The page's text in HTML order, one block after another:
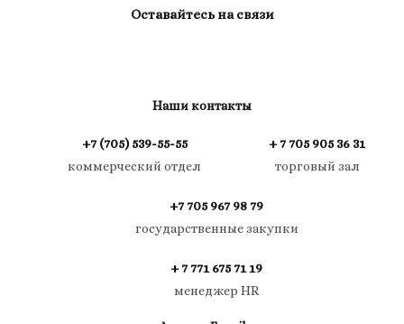
Оставайтесь на связи
Наши контакты
+7 (705) 539-55-55
коммерческий отдел
+ 7 705 905 36 31
торговый зал
+7 705 967 98 79
государственные закупки
+ 7 771 675 71 19
менеджер HR